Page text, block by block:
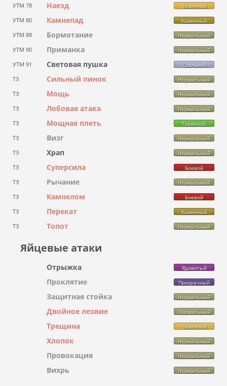
УТМ 78 Наезд Земляной
УТМ 80 Камнепад Каменный
УТМ 88 Бормотание Нормальный
УТМ 90 Приманка Нормальный
УТМ 91 Световая пушка Стальной
ТЗ Сильный пинок Нормальный
ТЗ Мощь Нормальный
ТЗ Лобовая атака Нормальный
ТЗ Мощная плеть Травяной
ТЗ Визг Нормальный
ТЗ Храп Нормальный
ТЗ Суперсила Боевой
ТЗ Рычание Нормальный
ТЗ Камнелом Боевой
ТЗ Перекат Каменный
ТЗ Топот Нормальный
Яйцевые атаки
Отрыжка Ядовитый
Проклятие Призрачный
Защитная стойка Нормальный
Двойное лезвие Нормальный
Трещина Земляной
Хлопок Нормальный
Провокация Нормальный
Вихрь Нормальный